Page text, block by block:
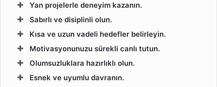
Yan projelerle deneyim kazanın.
Sabırlı ve disiplinli olun.
Kısa ve uzun vadeli hedefler belirleyin.
Motivasyonunuzu sürekli canlı tutun.
Olumsuzluklara hazırlıklı olun.
Esnek ve uyumlu davranın.